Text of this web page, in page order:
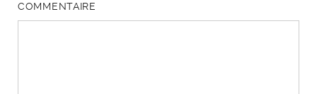
COMMENTAIRE